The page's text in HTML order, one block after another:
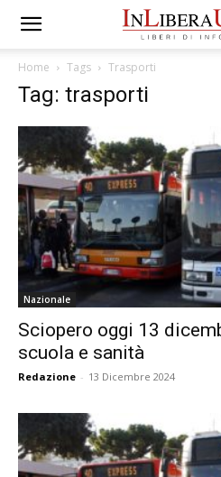
Home Tags Trasporti
Tag: trasporti
Nazionale
Sciopero oggi 13
scuola e sanità
Redazione - 13 Dicembre 2024